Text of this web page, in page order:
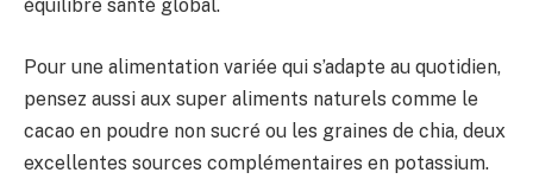
équilibre santé global.
Pour une alimentation variée qui s’adapte au quotidien,
pensez aussi aux super aliments naturels comme le
cacao en poudre non sucré ou les graines de chia, deux
excellentes sources complémentaires en potassium.